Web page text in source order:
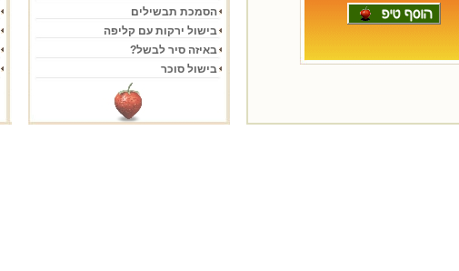
הסמכת תבשילים
בישול ירקות עם קליפה
באיזה סיר לבשל?
בישול סוכר